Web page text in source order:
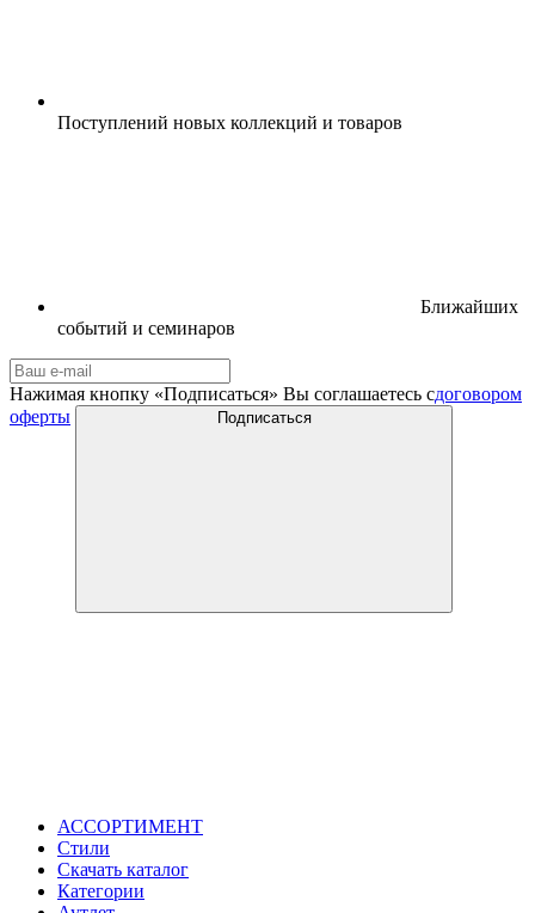
Поступлений новых коллекций и товаров
Ближайших
событий и семинаров
Нажимая кнопку «Подписаться» Вы соглашаетесь сдоговором
оферты
Подписаться
АССОРТИМЕНТ
Стили
Скачать каталог
Категории